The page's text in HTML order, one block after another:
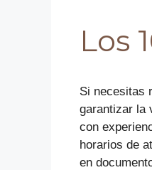
Los
Si necesitas
garantizar la
con
horarios de
en